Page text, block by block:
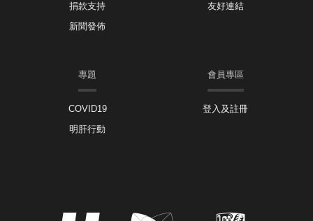
捐款支持
新聞發佈
友好連結
專題
COVID19
明肝行動
會員專區
登入及註冊